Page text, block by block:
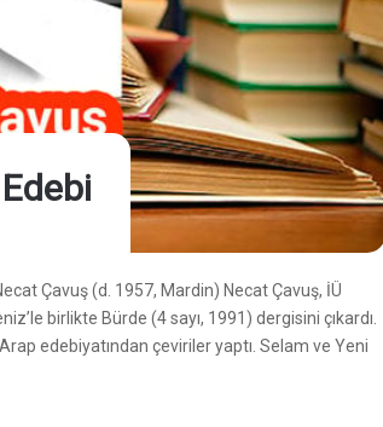
Çavuş (d. 1957, Mardin) Necat Çavuş, İÜ
birlikte Bürde (4 sayı, 1991) dergisini çıkardı.
edebiyatından çeviriler yaptı. Selam ve Yeni